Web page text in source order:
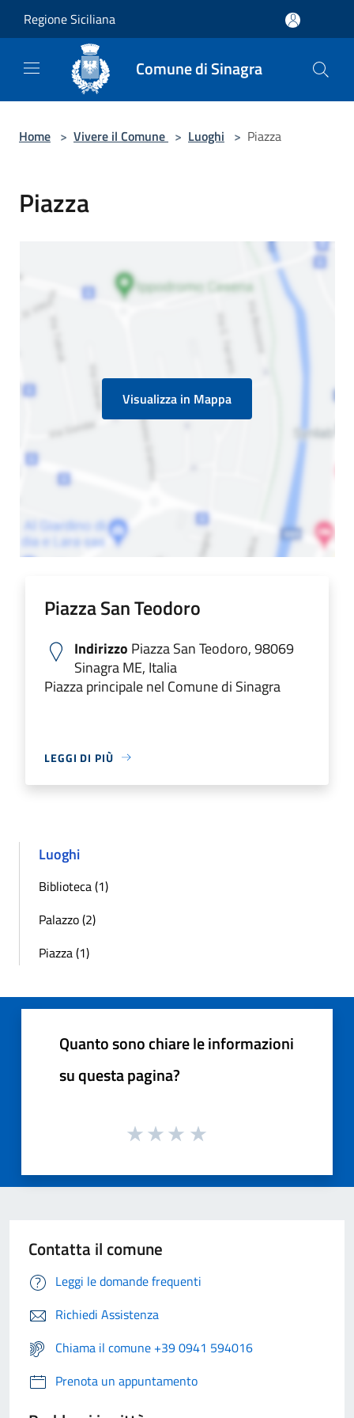
Regione Siciliana
Comune di Sinagra
Home > Vivere il Comune > Luoghi > Piazza
Piazza
Visualizza in Mappa
Piazza San Teodoro
Indirizzo Piazza San Teodoro, 98069
Sinagra ME, Italia
Piazza principale nel Comune di Sinagra
LEGGI DI PIÙ
Luoghi
Biblioteca (1)
Palazzo (2)
Piazza (1)
Quanto sono chiare le informazioni
su questa pagina?
Contatta il comune
Leggi le domande frequenti
Richiedi Assistenza
Chiama il comune +39 0941 594016
Prenota un appuntamento